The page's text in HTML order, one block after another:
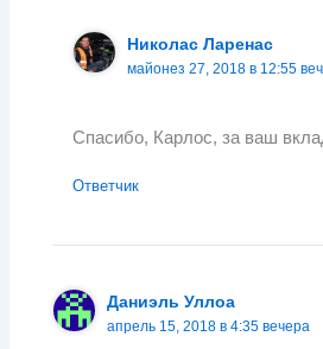
Николас Ларенас
майонез 27, 2018 в 12:55
Спасибо, Карлос, за ваш
Ответчик
Даниэль Уллоа
апрель 15, 2018 в 4:35 вечера